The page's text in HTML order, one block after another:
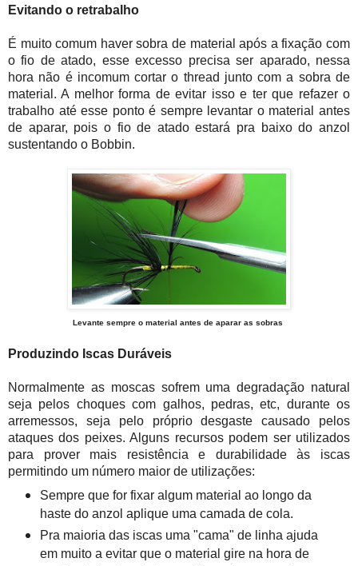
Evitando o retrabalho
É muito comum haver sobra de material após a fixação com
o fio de atado, esse excesso precisa ser aparado, nessa
hora não é incomum cortar o thread junto com a sobra de
material. A melhor forma de evitar isso e ter que refazer o
trabalho até esse ponto é sempre levantar o material antes
de aparar, pois o fio de atado estará pra baixo do anzol
sustentando o Bobbin.
Levante sempre o material antes de aparar as sobras
Produzindo Iscas Duráveis
Normalmente as moscas sofrem uma degradação natural
seja pelos choques com galhos, pedras, etc, durante os
arremessos, seja pelo próprio desgaste causado pelos
ataques dos peixes. Alguns recursos podem ser utilizados
para prover mais resistência e durabilidade às iscas
permitindo um número maior de utilizações:
Sempre que for fixar algum material ao longo da
haste do anzol aplique uma camada de cola.
Pra maioria das iscas uma "cama" de linha ajuda
em muito a evitar que o material gire na hora de